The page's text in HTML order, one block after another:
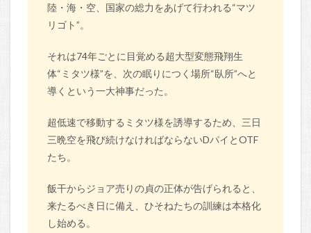
陸・海・空、国家の総力をあげて行われる“マツ
リゴト”。
それは74年ごとに目覚める超大型変態飛翔生
体“ミタツ様”を、次の眠りにつく場所“臥所”へと
導くという一大神事だった。
超低速で移動するミタツ様を誘導するため、三日
三晩空を飛び続けなければならないDパイとOTF
たち。
飯干からジョア売りの貞の正体が告げられると、
来たるべき日に備え、ひそねたちの訓練は本格化
し始める。